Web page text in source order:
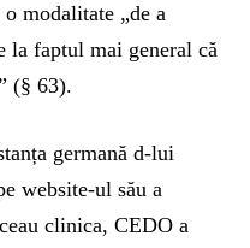
o modalitate „de a
la faptul mai general că
(§ 63).
germană d-lui
website-ul său a
clinica, CEDO a